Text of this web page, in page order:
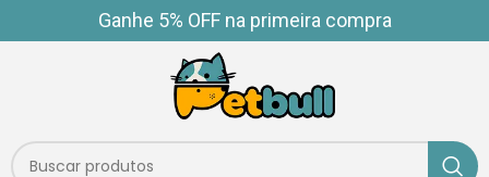
Ganhe 5% OFF na primeira compra